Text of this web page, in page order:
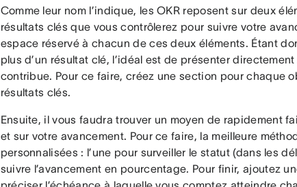
Comme leur nom l’indique, les OKR reposent sur deux
résultats clés que vous contrôlerez pour suivre votre
espace réservé à chacun de ces deux éléments. Étant
plus d’un résultat clé, l’idéal est de présenter
contribue. Pour ce faire, créez une section pour chaque
résultats clés.
Ensuite, il vous faudra trouver un moyen de rapidement
et sur votre avancement. Pour ce faire, la meilleure
personnalisées : l’une pour surveiller le statut (dans les
suivre l’avancement en pourcentage. Pour finir, ajoutez